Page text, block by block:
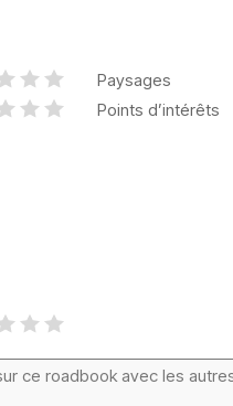
Paysages
Points d’intérêts